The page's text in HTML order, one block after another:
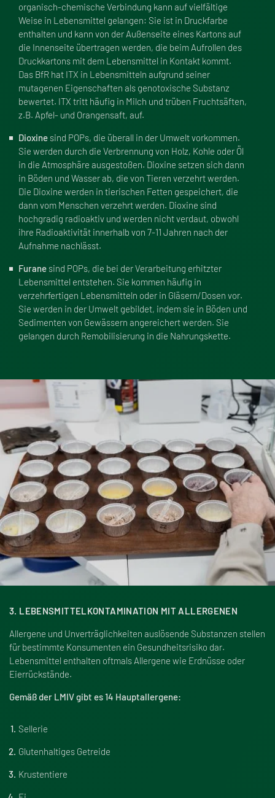
organisch-chemische Verbindung kann auf vielfältige
Weise in Lebensmittel gelangen: Sie ist in Druckfarbe
enthalten und kann von der Außenseite eines Kartons auf
die Innenseite übertragen werden, die beim Aufrollen des
Druckkartons mit dem Lebensmittel in Kontakt kommt.
Das BfR hat ITX in Lebensmitteln aufgrund seiner
mutagenen Eigenschaften als genotoxische Substanz
bewertet. ITX tritt häufig in Milch und trüben Fruchtsäften,
z.B. Apfel- und Orangensaft, auf.
Dioxine sind POPs, die überall in der Umwelt vorkommen.
Sie werden durch die Verbrennung von Holz, Kohle oder Öl
in die Atmosphäre ausgestoßen. Dioxine setzen sich dann
in Böden und Wasser ab, die von Tieren verzehrt werden.
Die Dioxine werden in tierischen Fetten gespeichert, die
dann vom Menschen verzehrt werden. Dioxine sind
hochgradig radioaktiv und werden nicht verdaut, obwohl
ihre Radioaktivität innerhalb von 7-11 Jahren nach der
Aufnahme nachlässt.
Furane sind POPs, die bei der Verarbeitung erhitzter
Lebensmittel entstehen. Sie kommen häufig in
verzehrfertigen Lebensmitteln oder in Gläsern/Dosen vor.
Sie werden in der Umwelt gebildet, indem sie in Böden und
Sedimenten von Gewässern angereichert werden. Sie
gelangen durch Remobilisierung in die Nahrungskette.
3. LEBENSMITTELKONTAMINATION MIT ALLERGENEN
Allergene und Unverträglichkeiten auslösende Substanzen stellen
für bestimmte Konsumenten ein Gesundheitsrisiko dar.
Lebensmittel enthalten oftmals Allergene wie Erdnüsse oder
Eierrückstände.
Gemäßder LMIV gibt es 14 Hauptallergene:
Sellerie
Glutenhaltiges Getreide
Krustentiere